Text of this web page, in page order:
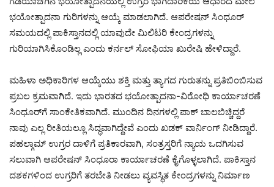
ಭಯೋತ್ಪಾದನಾ ಗುರಿಗಳನ್ನು ಆಯ್ಕೆ ಮಾಡಲಾಗಿದೆ. ಆಪರೇಷನ್ ಸಿಂಧೂರ್
ಸಮಯದಲ್ಲಿ ಪಾಕಿಸ್ತಾನದಲ್ಲಿ ಯಾವುದೇ ಮಿಲಿಟರಿ ಕೇಂದ್ರಗಳನ್ನು
ಗುರಿಯಾಗಿಸಿಕೊಂಡಿಲ್ಲ ಎಂದು ಕರ್ನಲ್ ಸೋಫಿಯಾ ಖುರೇಷಿ ಹೇಳಿದ್ದಾರೆ.
ಮಹಿಳಾ ಅಧಿಕಾರಿಗಳ ಆಯ್ಕೆಯು ಶಕ್ತಿ ಮತ್ತು ತ್ಯಾಗದ ಗುರುತನ್ನು ಪ್ರತಿಬಿಂಬಿಸುವ
ಪ್ರಬಲ ಕ್ರಮವಾಗಿದೆ. ಇದು ಭಾರತದ ಭಯೋತ್ಪಾದನಾ-ವಿರೋಧಿ ಕಾರ್ಯಾಚರಣೆ
ಸಿಂಧೂರ್‌ಗೆ ಸಾಂಕೇತಿಕವಾಗಿದೆ. ಮುಂದಿನ ದಿನಗಳಲ್ಲಿ ಪಾಕ್ ಬಾಲಬಿಚ್ಚಿದ್ದರೆ
ನಾವು ಎಲ್ಲ ರೀತಿಯಲ್ಲೂ ಸಿದ್ಧವಾಗಿದ್ದೇವೆ ಎಂದು ಖಡಕ್ ವಾರ್ನಿಂಗ್ ನೀಡಿದ್ದಾರೆ.
ಪಹಲ್ಗಾಮ್ ಉಗ್ರರ ದಾಳಿಗೆ ಪ್ರತಿಕಾರವಾಗಿ, ಸಂತ್ರಸ್ತರಿಗೆ ನ್ಯಾಯ ಒದಗಿಸುವ
ಸಲುವಾಗಿ ಆಪರೇಷನ್ ಸಿಂಧೂರಾ ಕಾರ್ಯಾಚರಣೆ ಕೈಗೊಳ್ಳಲಾಗಿದೆ. ಪಾಕಿಸ್ತಾನ
ದಶಕಗಳಿಂದ ಉಗ್ರರಿಗೆ ತರಬೇತಿ ನೀಡಲು ವ್ಯವಸ್ಥಿತ ಕೇಂದ್ರಗಳನ್ನು ನಿರ್ಮಾಣ